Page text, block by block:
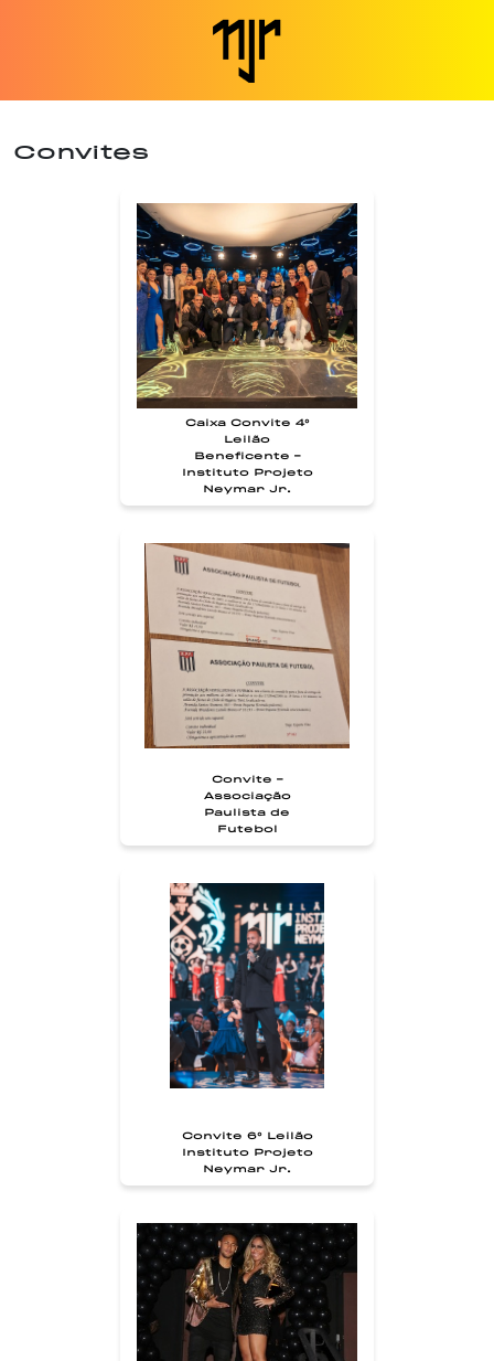
Convites
Caixa Convite 4°
Leilão
Beneficente -
Instituto Projeto
Neymar Jr.
Convite -
Associação
Paulista de
Futebol
Convite 6° Leilão
Instituto Projeto
Neymar Jr.